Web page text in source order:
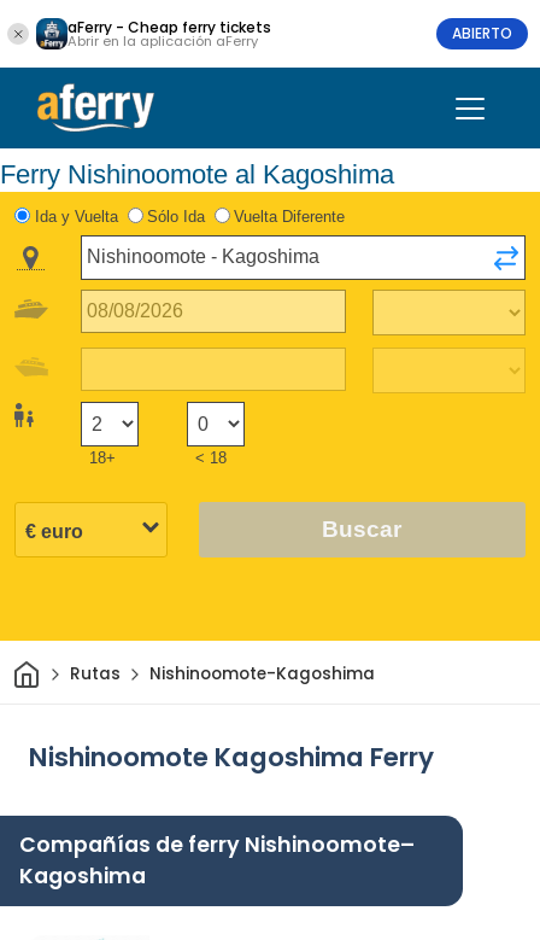
aFerry - Cheap ferry tickets
Abrir en la aplicación aFerry ABIERTO
Ferry Nishinoomote al Kagoshima
Ida y Vuelta Sólo Ida Vuelta Diferente
18+ < 18
Buscar
InicioRutas Nishinoomote-Kagoshima
Nishinoomote Kagoshima Ferry
Compañías de ferry Nishinoomote–
Kagoshima